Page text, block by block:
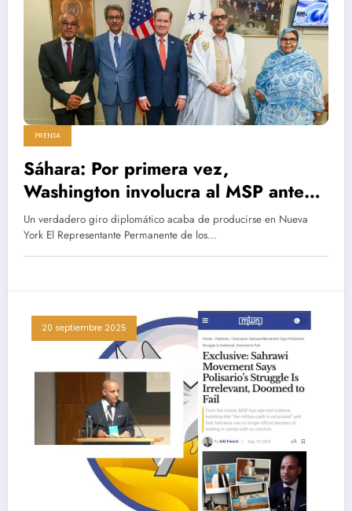
PRENSA
Sáhara: Por primera vez,
Washington involucra al MSP ante
las excentricidades del Polisario
Un verdadero giro diplomático acaba de producirse en Nueva
York El Representante Permanente de los…
20 septiembre 2025